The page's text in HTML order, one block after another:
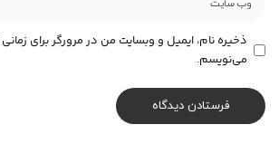
ذخیره نام، ایمیل و وبسایت من در مرورگر برای
می‌نویسم.